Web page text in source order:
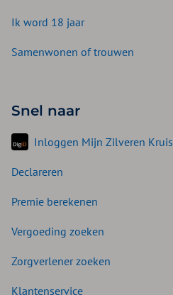
Ik word 18 jaar
Samenwonen of trouwen
Snel naar
Inloggen Mijn Zilveren Kruis
Declareren
Premie berekenen
Vergoeding zoeken
Zorgverlener zoeken
Klantenservice